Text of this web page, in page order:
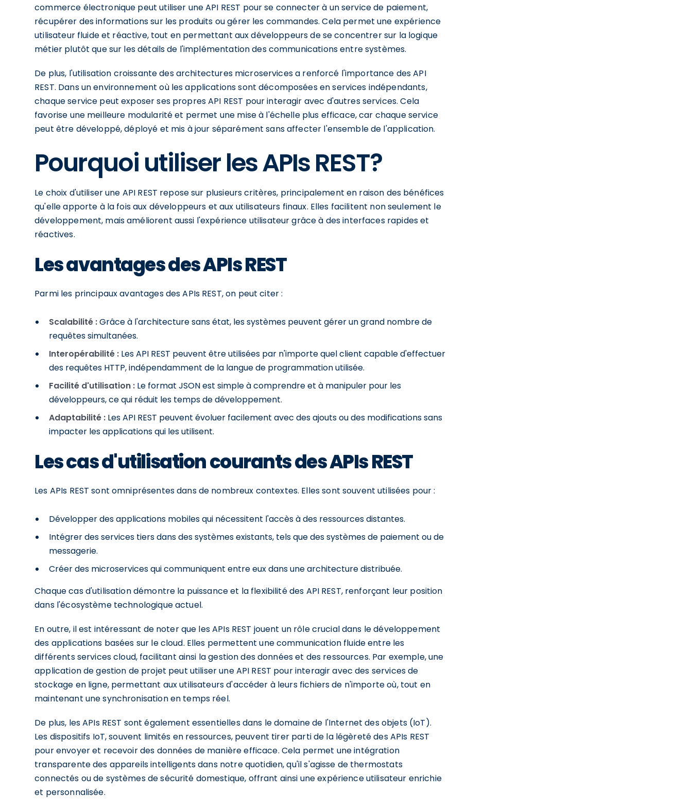
commerce électronique peut utiliser une API REST pour se connecter à un service de paiement,
récupérer des informations sur les produits ou gérer les commandes. Cela permet une expérience
utilisateur fluide et réactive, tout en permettant aux développeurs de se concentrer sur la logique
métier plutôt que sur les détails de l'implémentation des communications entre systèmes.
De plus, l'utilisation croissante des architectures microservices a renforcé l'importance des API
REST. Dans un environnement où les applications sont décomposées en services indépendants,
chaque service peut exposer ses propres API REST pour interagir avec d'autres services. Cela
favorise une meilleure modularité et permet une mise à l'échelle plus efficace, car chaque service
peut être développé, déployé et mis à jour séparément sans affecter l'ensemble de l'application.
Pourquoi utiliser les APIs REST?
Le choix d'utiliser une API REST repose sur plusieurs critères, principalement en raison des bénéfices
qu'elle apporte à la fois aux développeurs et aux utilisateurs finaux. Elles facilitent non seulement le
développement, mais améliorent aussi l'expérience utilisateur grâce à des interfaces rapides et
réactives.
Les avantages des APIs REST
Parmi les principaux avantages des APIs REST, on peut citer :
Scalabilité :Grâce à l'architecture sans état, les systèmes peuvent gérer un grand nombre de
requêtes simultanées.
Interopérabilité : Les API REST peuvent être utilisées par n'importe quel client capable d'effectuer
des requêtes HTTP, indépendamment de la langue de programmation utilisée.
Facilité d'utilisation : Le format JSON est simple à comprendre et à manipuler pour les
développeurs, ce qui réduit les temps de développement.
Adaptabilité : Les API REST peuvent évoluer facilement avec des ajouts ou des modifications sans
impacter les applications qui les utilisent.
Les cas d'utilisation courants des APIs REST
Les APIs REST sont omniprésentes dans de nombreux contextes. Elles sont souvent utilisées pour :
Développer des applications mobiles qui nécessitent l'accès à des ressources distantes.
Intégrer des services tiers dans des systèmes existants, tels que des systèmes de paiement ou de
messagerie.
Créer des microservices qui communiquent entre eux dans une architecture distribuée.
Chaque cas d'utilisation démontre la puissance et la flexibilité des API REST, renforçant leur position
dans l'écosystème technologique actuel.
En outre, il est intéressant de noter que les APIs REST jouent un rôle crucial dans le développement
des applications basées sur le cloud. Elles permettent une communication fluide entre les
différents services cloud, facilitant ainsi la gestion des données et des ressources. Par exemple, une
application de gestion de projet peut utiliser une API REST pour interagir avec des services de
stockage en ligne, permettant aux utilisateurs d'accéder à leurs fichiers de n'importe où, tout en
maintenant une synchronisation en temps réel.
De plus, les APIs REST sont également essentielles dans le domaine de l'Internet des objets (IoT).
Les dispositifs IoT, souvent limités en ressources, peuvent tirer parti de la légèreté des APIs REST
pour envoyer et recevoir des données de manière efficace. Cela permet une intégration
transparente des appareils intelligents dans notre quotidien, qu'il s'agisse de thermostats
connectés ou de systèmes de sécurité domestique, offrant ainsi une expérience utilisateur enrichie
et personnalisée.